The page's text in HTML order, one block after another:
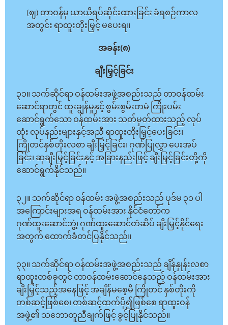
(ဈ) တာဝန်မှ ယာယီရပ်ဆိုင်းထားခြင်း ခံရစဉ်ကာလ
အတွင်း ရာထူးတိုးမြှင့် မပေးရ။
အခန်း(၈)
ချီးမြှင့်ခြင်း
၃၁။ သက်ဆိုင်ရာ ဝန်ထမ်းအဖွဲ့အစည်းသည် တာဝန်ထမ်း
ဆောင်ရာတွင် ထူးချွန်မှုနှင့် စွမ်းစွမ်းတမံ ကြိုးပမ်း
ဆောင်ရွက်သော ဝန်ထမ်းအား သတ်မှတ်ထားသည့် လုပ်
ထုံး လုပ်နည်းများနှင့်အညီ ရာထူးတိုးမြှင့်ပေးခြင်း၊
ကြိုတင်နှစ်တိုးလစာ ချီးမြှင့်ခြင်း၊ ဂုဏ်ပြုလွှာ ပေးအပ်
ခြင်း၊ ဆုချီးမြှင့်ခြင်းနှင့် အခြားနည်းဖြင့် ချီးမြှင့်ခြင်းတို့ကို
ဆောင်ရွက်နိုင်သည်။
၃၂။ သက်ဆိုင်ရာ ဝန်ထမ်း အဖွဲ့အစည်းသည် ပုဒ်မ ၃၁ ပါ
အကြောင်းများအရ ဝန်ထမ်းအား နိုင်ငံတော်က
ဂုဏ်ထူးဆောင်ဘွဲ့၊ ဂုဏ်ထူးဆောင်တံဆိပ် ချီးမြှင့်နိုင်ရေး
အတွက် ထောက်ခံတင်ပြနိုင်သည်။
၃၃။ သက်ဆိုင်ရာ ဝန်ထမ်းအဖွဲ့အစည်းသည် ချိန်နှုန်းလစာ
ရာထူးတစ်ခုတွင် တာဝန်ထမ်းဆောင်နေသည့် ဝန်ထမ်းအား
ချီးမြှင့်သည့်အနေဖြင့် အချိန်မစေ့မီ ကြိုတင် နှစ်တိုးကို
တစ်ဆင့်ဖြစ်စေ၊ တစ်ဆင့်ထက်ပို၍ဖြစ်စေ ရာထူးဝန်
အဖွဲ့၏ သဘောတူညီချက်ဖြင့် ခွင့်ပြုနိုင်သည်။